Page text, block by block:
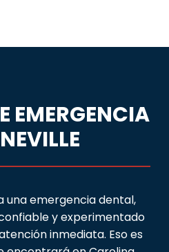
EMERGENCIA
una emergencia dental,
y experimentado
inmediata. Eso es